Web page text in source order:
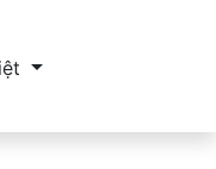
ngôn ngữ. Ngôn ngữ